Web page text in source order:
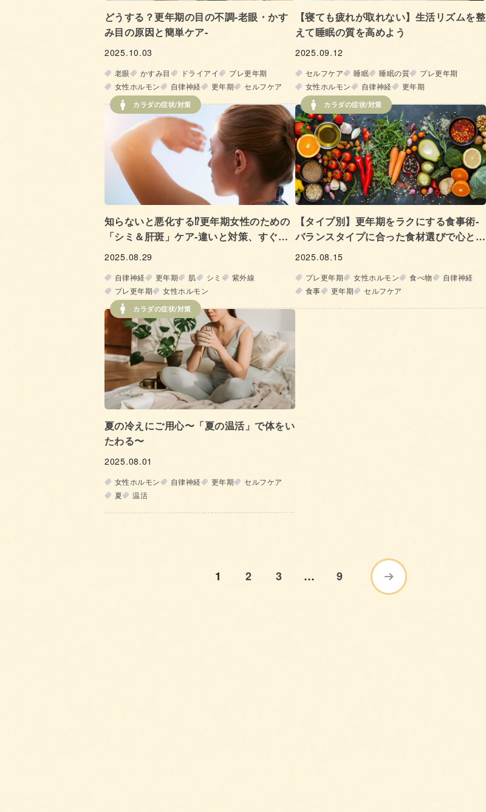
どうする？更年期の目の不調‐老眼・かす
み目の原因と簡単ケア‐
2025.10.03
老眼 かすみ目 ドライアイ
プレ更年期
女性ホルモン
自律神経 更年期 セルフケア
【寝ても疲れが取れない】生活リズムを整
えて睡眠の質を高めよう
2025.09.12
セルフケア 睡眠 睡眠の質
プレ更年期
女性ホルモン
自律神経 更年期
カラダの症状/対策
知らないと悪化する⁉更年期女性のための
「シミ＆肝斑」ケア‐違いと対策、すぐに
キレイになれるメイク法‐
2025.08.29
自律神経 更年期 肌 シミ
紫外線
プレ更年期
女性ホルモン
カラダの症状/対策
【タイプ別】更年期をラクにする食事術‐
バランスタイプに合った食材選びで心と体
をととのえよう‐
2025.08.15
プレ更年期 女性ホルモン 食べ物
自律神経
食事
更年期 セルフケア
カラダの症状/対策
夏の冷えにご用心〜「夏の温活」で体をい
たわる〜
2025.08.01
女性ホルモン 自律神経 更年期
セルフケア
夏
温活
1 2 3 … 9